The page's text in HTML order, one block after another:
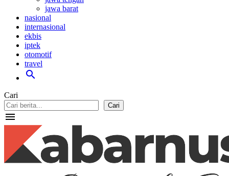
jawa barat
nasional
internasional
ekbis
iptek
otomotif
travel
search
Cari
Cari
menu